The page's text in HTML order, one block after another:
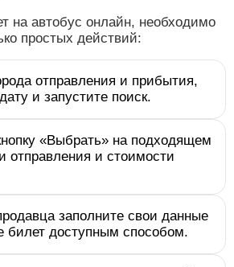
на автобус онлайн, необходимо
простых действий:
отправления и прибытия,
и запустите поиск.
«Выбрать» на подходящем
отправления и стоимости
заполните свои данные
билет доступным способом.